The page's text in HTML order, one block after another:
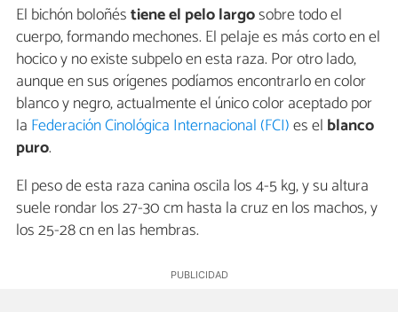
El bichón boloñéstiene el pelo largosobre todo el
cuerpo, formando mechones. El pelaje es más corto en el
hocico y no existe subpelo en esta raza. Por otro lado,
aunque en sus orígenes podíamos encontrarlo en color
blanco y negro, actualmente el único color aceptado por
la Federación Cinológica Internacional (FCI)es el blanco
puro.
El peso de esta raza canina oscila los 4-5 kg, y su altura
suele rondar los 27-30 cm hasta la cruz en los machos, y
los 25-28 cn en las hembras.